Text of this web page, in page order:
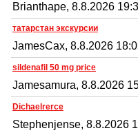
Brianthape, 8.8.2026
татарстан экскурсии
JamesCax, 8.8.2026
sildenafil 50 mg price
Jamesamura, 8.8.2026
Dichaelrerce
Stephenjense, 8.8.2026